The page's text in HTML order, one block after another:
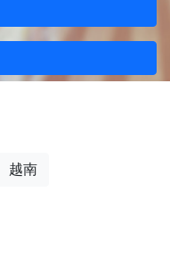
越南